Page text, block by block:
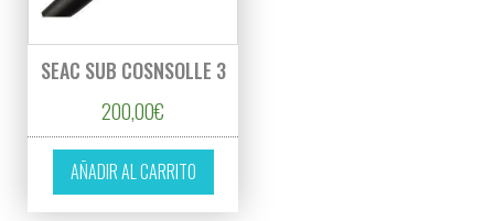
SEAC SUB COSNSOLLE 3
200,00€
AÑADIR AL CARRITO